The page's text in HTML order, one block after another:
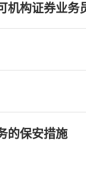
机构证券业务
的保安措施